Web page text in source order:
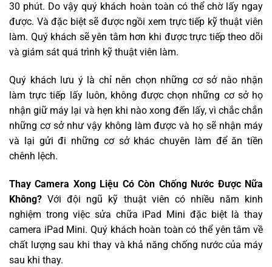
30 phút. Do vậy quý khách hoàn toàn có thể chờ lấy ngay
được. Và đặc biệt sẽ được ngồi xem trực tiếp kỹ thuật viên
làm. Quý khách sẽ yên tâm hơn khi được trực tiếp theo dõi
và giám sát quá trình kỹ thuật viên làm.
Quý khách lưu ý là chỉ nên chọn những cơ sở nào nhận
làm trực tiếp lấy luôn, không được chọn những cơ sở họ
nhận giữ máy lại và hẹn khi nào xong đến lấy, vì chắc chắn
những cơ sở như vậy không làm được và họ sẽ nhận máy
và lại gửi đi những cơ sở khác chuyên làm để ăn tiền
chênh lệch.
Thay Camera Xong Liệu Có Còn Chống Nước Được Nữa
Không? Với đội ngũ kỹ thuật viên có nhiều năm kinh
nghiệm trong việc sửa chữa iPad Mini đặc biệt là thay
camera iPad Mini. Quý khách hoàn toàn có thể yên tâm về
chất lượng sau khi thay và khả năng chống nước của máy
sau khi thay.